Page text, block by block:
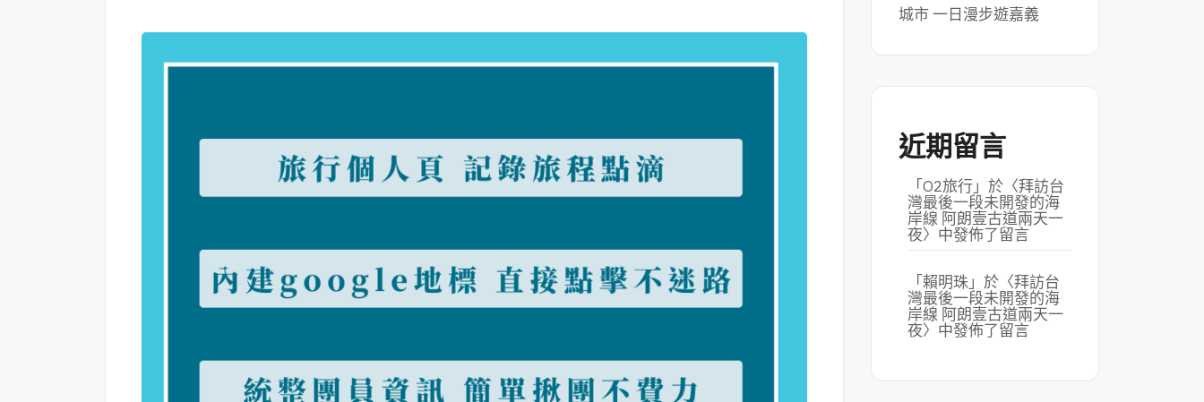
城市 一日漫步遊嘉義
近期留言
「O2旅行」於〈拜訪台
灣最後一段未開發的海
岸線 阿朗壹古道兩天一
夜〉中發佈了留言
「賴明珠」於〈拜訪台
灣最後一段未開發的海
岸線 阿朗壹古道兩天一
夜〉中發佈了留言